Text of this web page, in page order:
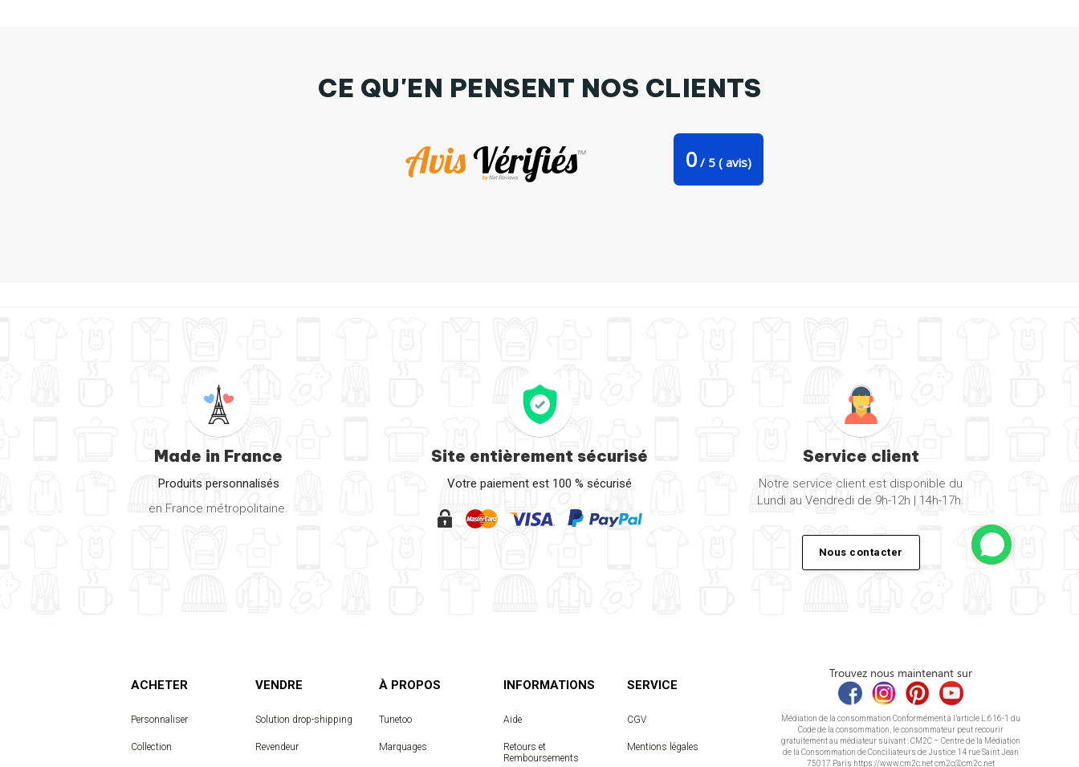
CE QU'EN PENSENT NOS CLIENTS
0 / 5 ( avis)
Made in France
Produits personnalisés
en France métropolitaine.
Site entièrement sécurisé
Votre paiement est 100 % sécurisé
Service client
Notre service client est disponible du
Lundi au Vendredi de 9h-12h | 14h-17h.
Nous contacter
ACHETER
Personnaliser
Collection
VENDRE
Solution drop-shipping
Revendeur
À PROPOS
Tunetoo
Marquages
INFORMATIONS
Aide
Retours et
Remboursements
SERVICE
CGV
Mentions légales
Trouvez nous maintenant sur
Médiation de la consommation Conformément à l’article L.616-1 du
Code de la consommation, le consommateur peut recourir
gratuitement au médiateur suivant : CM2C – Centre de la Médiation
de la Consommation de Conciliateurs de Justice 14 rue Saint Jean
75017 Paris https://www.cm2c.net cm2c@cm2c.net